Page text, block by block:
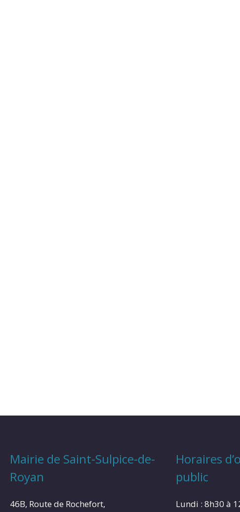
Mairie de Saint-Sulpice-de-
Royan
46B, Route de Rochefort,
Horaires
public
Lundi : 8h30 à